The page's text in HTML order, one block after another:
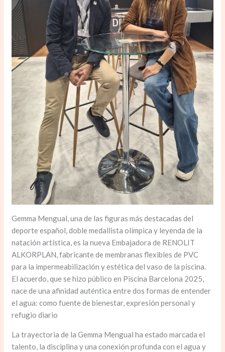
Gemma Mengual, una de las figuras más destacadas del
deporte español, doble medallista olímpica y leyenda de la
natación artística, es la nueva Embajadora de RENOLIT
ALKORPLAN, fabricante de membranas flexibles de PVC
para la impermeabilización y estética del vaso de la piscina.
El acuerdo, que se hizo público en Piscina Barcelona 2025,
nace de una afinidad auténtica entre dos formas de entender
el agua: como fuente de bienestar, expresión personal y
refugio diario
La trayectoria de la Gemma Mengual ha estado marcada el
talento, la disciplina y una conexión profunda con el agua y